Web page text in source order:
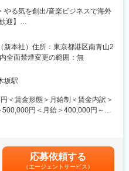
ことができます。
より参照ください。
artist?ima=4954
よる新しいエンタメ体験を創出。
を、グローバルな舞台へと導く
やる気を創出/音楽ビジネスで海外
迎】
を守りながら、各種プロジェクト
クション全体をリードいただきま
た各種プロジェクトの戦略/ライ
コンテンツ等の企画立案/制作進
新本社）住所：東京都港区南青山2
全面禁煙変更の範囲：無
坂駅
＜賃金形態＞月給制＜賃金内訳＞
円＜月給＞400,000円～
固定手当を含めた表記です。
応募依頼する
（エージェントサービス）